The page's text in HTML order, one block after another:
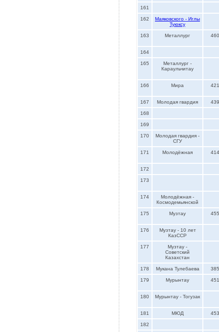
161
162
Маяковского - Иглы
Туюксу
163 Металлург
164
165
Металлург -
Караульчитау
166 Мира
167 Молодая гвардия
168
169
170
Молодая гвардия -
СГУ
171 Молодёжная
172
173
174
Молодёжная -
Космодемьянской
175 Музтау
176
Музтау - 10 лет
КазССР
177
Музтау -
Советский
Казахстан
178 Мукана Тулебаева
179 Мурынтау
180 Мурынтау - Тогузак
181 МЮД
182